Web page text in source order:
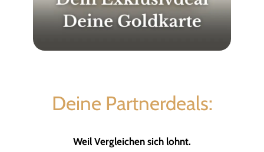
Deine Partnerdeals:
Weil Vergleichen sich lohnt.